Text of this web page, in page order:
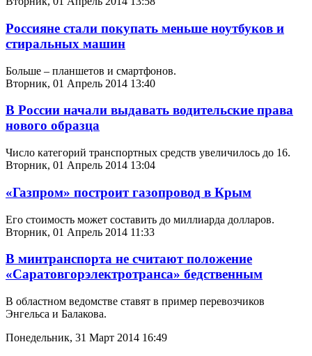
Россияне стали покупать меньше ноутбуков и
стиральных машин
Больше – планшетов и смартфонов.
Вторник, 01 Апрель 2014 13:40
В России начали выдавать водительские права
нового образца
Число категорий транспортных средств увеличилось до 16.
Вторник, 01 Апрель 2014 13:04
«Газпром» построит газопровод в Крым
Его стоимость может составить до миллиарда долларов.
Вторник, 01 Апрель 2014 11:33
В минтранспорта не считают положение
«Саратовгорэлектротранса» бедственным
В областном ведомстве ставят в пример перевозчиков
Энгельса и Балакова.
Понедельник, 31 Март 2014 16:49